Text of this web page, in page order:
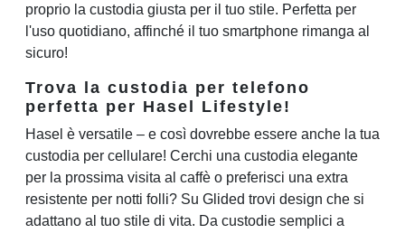
proprio la custodia giusta per il tuo stile. Perfetta per
l'uso quotidiano, affinché il tuo smartphone rimanga al
sicuro!
Trova la custodia per telefono
perfetta per Hasel Lifestyle!
Hasel è versatile – e così dovrebbe essere anche la tua
custodia per cellulare! Cerchi una custodia elegante
per la prossima visita al caffè o preferisci una extra
resistente per notti folli? Su Glided trovi design che si
adattano al tuo stile di vita. Da custodie semplici a